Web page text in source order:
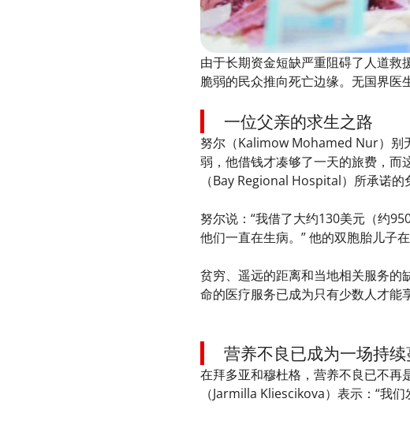
由于长期资金短缺严重阻碍了人道
脆弱的民众推向死亡边缘。无国界医
一位父亲的求生之路
努尔（Kalimow Mohamed Nur）别
弱，他借钱才凑够了一天的旅费，而
（Bay Regional Hospital）所承诺的
努尔说：“我借了大约130美元（约
他们一直在生病。” 他的双胞胎儿子
贫穷、遥远的距离和当地相关服务的
命的医疗服务已成为只有少数人才能
营养不良已成为一场持
在拜多亚和穆杜格，营养不良已不再
（Jarmilla Kliescikova）表示：“我